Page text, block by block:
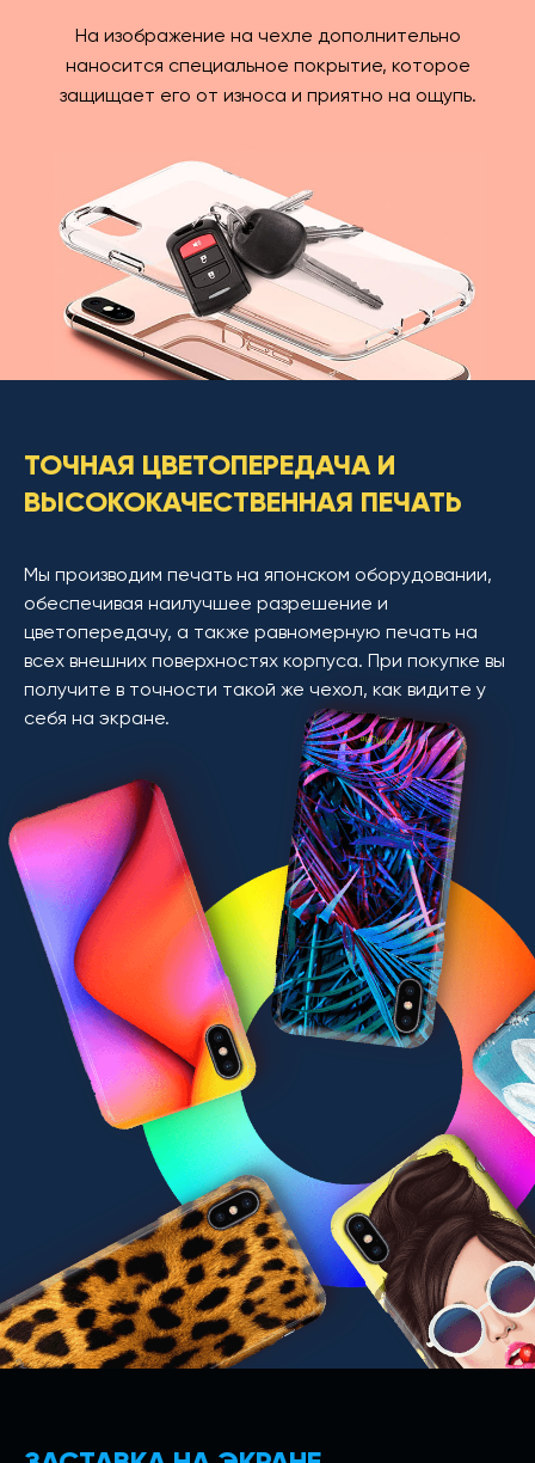
На изображение на чехле дополнительно
наносится специальное покрытие, которое
защищает его от износа и приятно на ощупь.
ТОЧНАЯ ЦВЕТОПЕРЕДАЧА И
ВЫСОКОКАЧЕСТВЕННАЯ ПЕЧАТЬ
Мы производим печать на японском оборудовании,
обеспечивая наилучшее разрешение и
цветопередачу, а также равномерную печать на
всех внешних поверхностях корпуса. При покупке вы
получите в точности такой же чехол, как видите у
себя на экране.